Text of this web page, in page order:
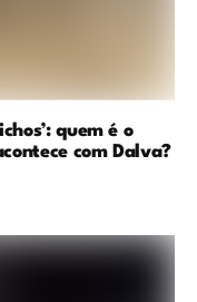
quem é o
com Dalva?